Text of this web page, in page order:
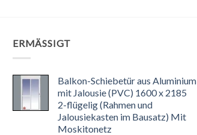
ERMÄSSIGT
Balkon-Schiebetür aus Aluminium
mit Jalousie (PVC) 1600 x 2185
2-flügelig (Rahmen und
Jalousiekasten im Bausatz) Mit
Moskitonetz